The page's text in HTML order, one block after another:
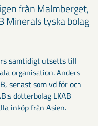
från Malmberget,
Minerals tyska bolag
samtidigt utsetts till
organisation. Anders
senast som vd för och
dotterbolag LKAB
inköp från Asien.